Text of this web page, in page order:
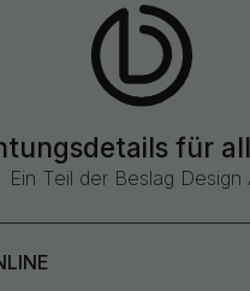
für
Ein Teil der Beslag Design